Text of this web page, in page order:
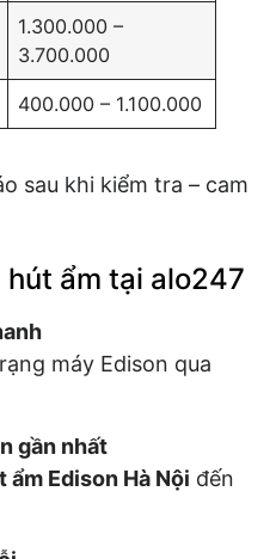
1.300.000 –
3.700.000
400.000 – 1.100.000
sau khi kiểm tra – cam
ẩm tại alo247
máy Edison qua
gần nhất
Edison Hà Nội đến